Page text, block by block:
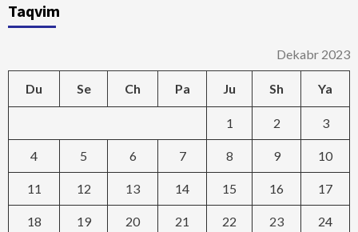
Taqvim
Dekabr 2023
Du Se Ch Pa Ju Sh Ya
1 2 3
4 5 6 7 8 9 10
11 12 13 14 15 16 17
18 19 20 21 22 23 24